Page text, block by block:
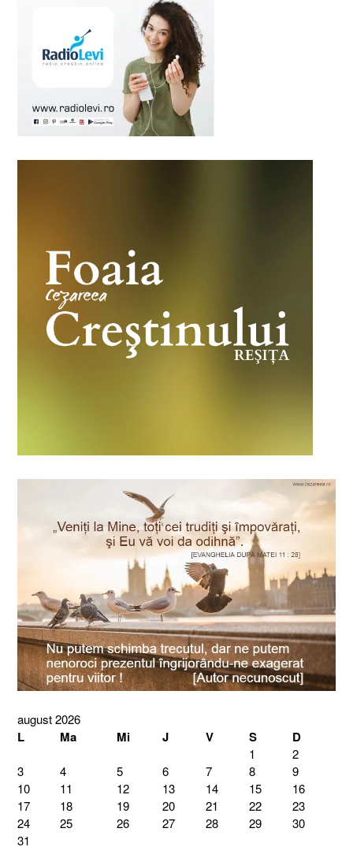
august 2026
L Ma Mi J V S D
1
2
3
4 5 6 7 8
9
10
11 12 13 14 15
16
17
18 19 20 21 22
23
24
25 26 27 28 29
30
31